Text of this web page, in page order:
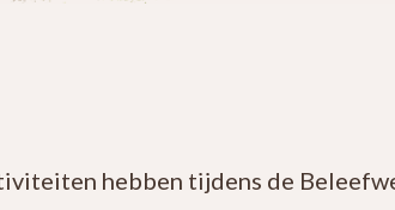
hebben tijdens de